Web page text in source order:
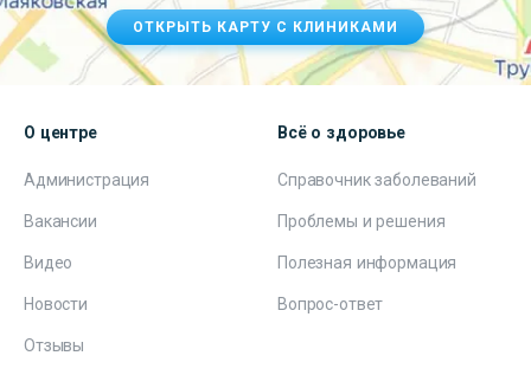
ОТКРЫТЬ КАРТУ С КЛИНИКАМИ
О центре
Администрация
Вакансии
Видео
Новости
Отзывы
Всё о здоровье
Справочник заболеваний
Проблемы и решения
Полезная информация
Вопрос-ответ